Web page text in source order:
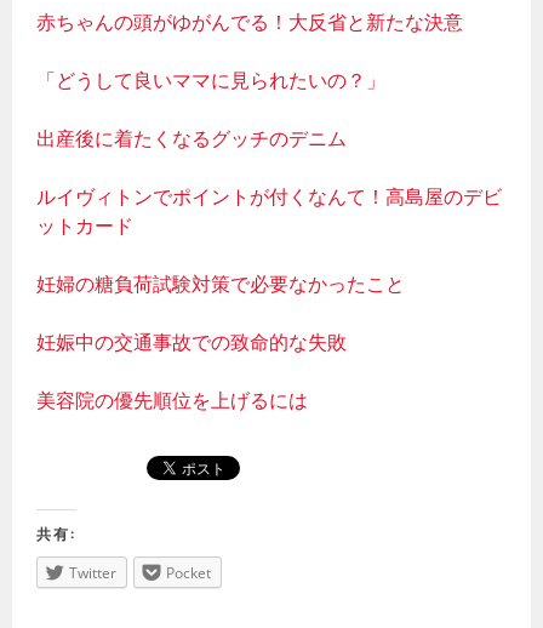
赤ちゃんの頭がゆがんでる！大反省と新たな決意
「どうして良いママに見られたいの？」
出産後に着たくなるグッチのデニム
ルイヴィトンでポイントが付くなんて！高島屋のデビ
ットカード
妊婦の糖負荷試験対策で必要なかったこと
妊娠中の交通事故での致命的な失敗
美容院の優先順位を上げるには
共有:
Twitter
Pocket